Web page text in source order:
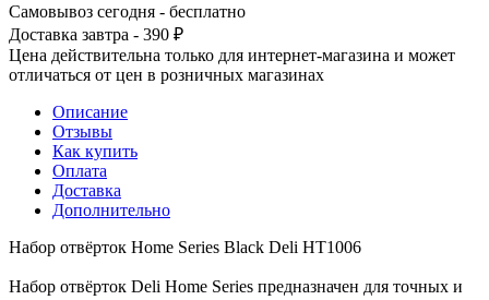
Самовывоз сегодня - бесплатно
Доставка завтра - 390 ₽
Цена действительна только для интернет-магазина и может
отличаться от цен в розничных магазинах
Описание
Отзывы
Как купить
Оплата
Доставка
Дополнительно
Набор отвёрток Home Series Black Deli HT1006
Набор отвёрток Deli Home Series предназначен для точных и